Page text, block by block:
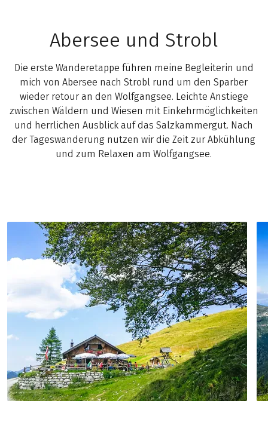
Abersee und Strobl
Die erste Wanderetappe führen meine Begleiterin und
mich von Abersee nach Strobl rund um den Sparber
wieder retour an den Wolfgangsee. Leichte Anstiege
zwischen Wäldern und Wiesen mit Einkehrmöglichkeiten
und herrlichen Ausblick auf das Salzkammergut. Nach
der Tageswanderung nutzen wir die Zeit zur Abkühlung
und zum Relaxen am Wolfgangsee.